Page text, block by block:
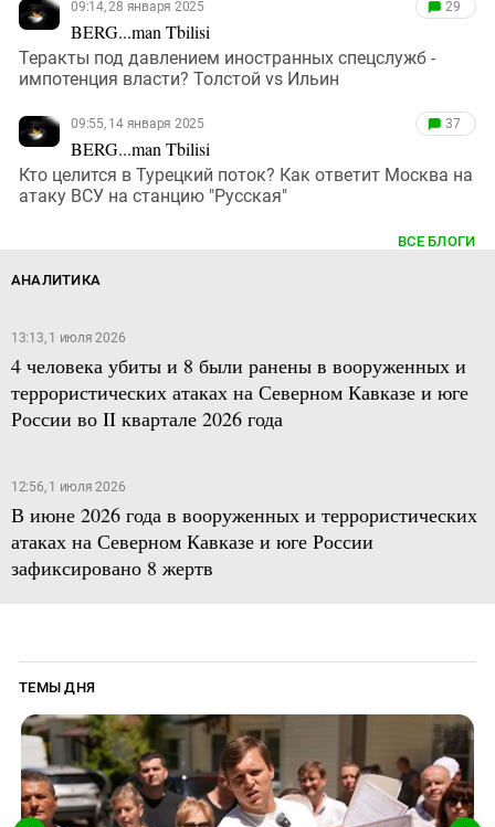
09:14, 28 января 2025
BERG...man Tbilisi
29
Теракты под давлением иностранных спецслужб -
импотенция власти? Толстой vs Ильин
09:55, 14 января 2025
BERG...man Tbilisi
37
Кто целится в Турецкий поток? Как ответит Москва на
атаку ВСУ на станцию "Русская"
ВСЕ БЛОГИ
АНАЛИТИКА
13:13, 1 июля 2026
4 человека убиты и 8 были ранены в вооруженных и
террористических атаках на Северном Кавказе и юге
России во II квартале 2026 года
12:56, 1 июля 2026
В июне 2026 года в вооруженных и террористических
атаках на Северном Кавказе и юге России
зафиксировано 8 жертв
ТЕМЫ ДНЯ